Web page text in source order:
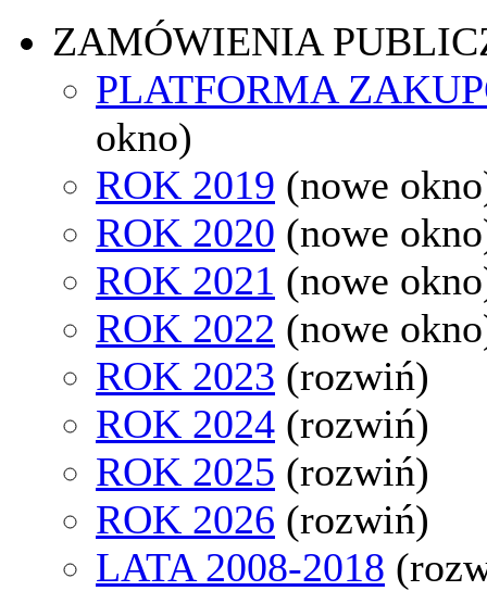
ZAMÓWIENIA
PLATFORMA
okno)
ROK 2019 (nowe
ROK 2020 (nowe
ROK 2021 (nowe
ROK 2022 (nowe
ROK 2023 (rozwiń)
ROK 2024 (rozwiń)
ROK 2025 (rozwiń)
ROK 2026 (rozwiń)
LATA 2008-2018